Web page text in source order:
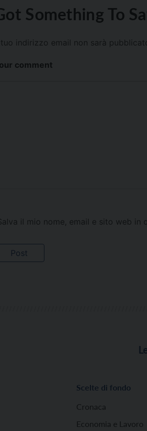
Something To
tuo indirizzo email non sarà
comment
il mio nome, email e sito web
Scelte di fondo
Cronaca
Economia e Lavoro